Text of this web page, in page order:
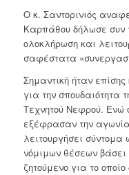
Ο κ. Σαντορινιός
Καρπάθου δήλωσε συν
ολοκλήρωση και
σαφέστατα
Σημαντική ήταν
για την σπουδαιότητα
Τεχνητού Νεφρού. Ενώ
εξέφρασαν την
λειτουργήσει
νόμιμων θέσεων
ζητούμενο για το